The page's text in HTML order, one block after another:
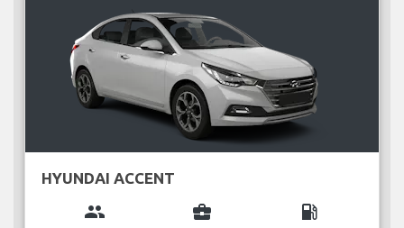
HYUNDAI ACCENT
group business_center local_gas_station